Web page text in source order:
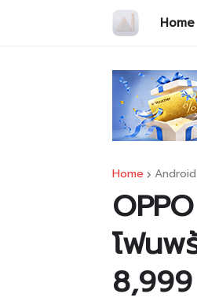
Home
Home Android
โฟนพ